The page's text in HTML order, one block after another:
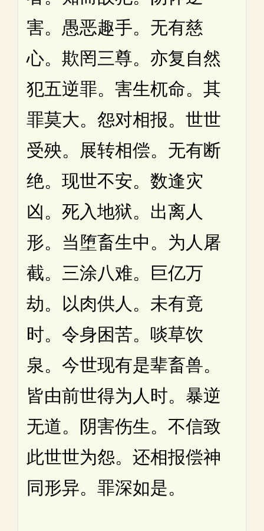
害。愚恶趣手。无有慈
心。欺罔三尊。亦复自然
犯五逆罪。害生杌命。其
罪莫大。怨对相报。世世
受殃。展转相偿。无有断
绝。现世不安。数逢灾
凶。死入地狱。出离人
形。当堕畜生中。为人屠
截。三涂八难。巨亿万
劫。以肉供人。未有竟
时。令身困苦。啖草饮
泉。今世现有是辈畜兽。
皆由前世得为人时。暴逆
无道。阴害伤生。不信致
此世世为怨。还相报偿神
同形异。罪深如是。